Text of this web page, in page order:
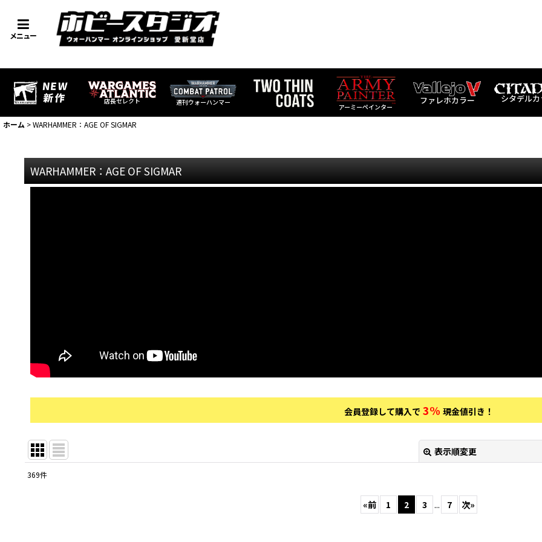
メニュー
店長セレクト 週刊ウォーハンマー
アーミーペインター
ファレホカラー シタデル
ホーム >WARHAMMER：AGE OF SIGMAR
WARHAMMER：AGE OF SIGMAR
会員登録して購入で 3% 現金値引き！
表示順変更
369件
«前 1 2 3 ... 7 次»